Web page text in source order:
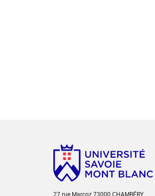
27 rue Marcoz 73000 CHAMBÉRY